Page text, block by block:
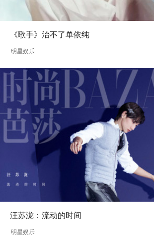
《歌手》治不了单依纯
明星娱乐
汪苏泷：流动的时间
明星娱乐